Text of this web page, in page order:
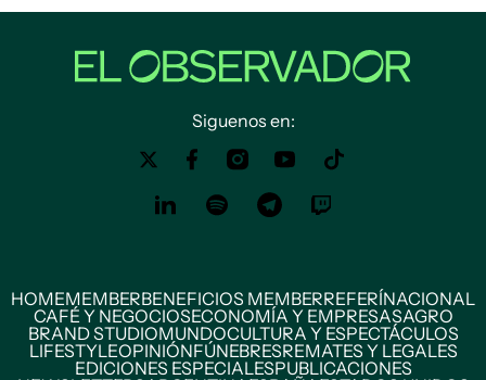
Siguenos en:
HOMEMEMBERBENEFICIOS MEMBERREFERÍNACIONAL
CAFÉ Y NEGOCIOSECONOMÍA Y EMPRESASAGRO
BRAND STUDIOMUNDOCULTURA Y ESPECTÁCULOS
LIFESTYLEOPINIÓNFÚNEBRESREMATES Y LEGALES
EDICIONES ESPECIALESPUBLICACIONES